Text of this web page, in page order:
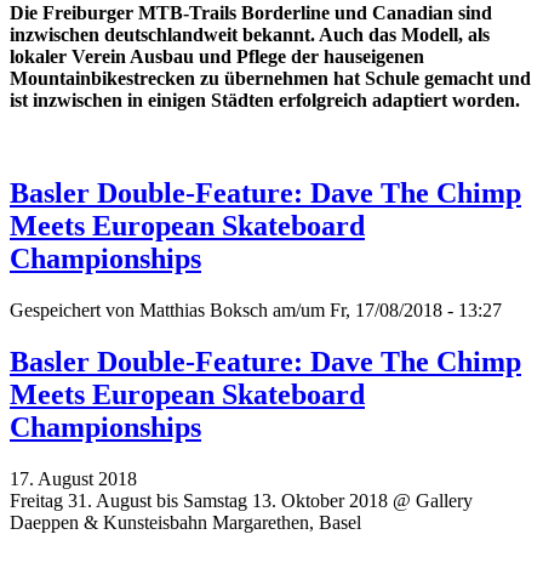
Die Freiburger MTB-Trails Borderline und Canadian sind
inzwischen deutschlandweit bekannt. Auch das Modell, als
lokaler Verein Ausbau und Pflege der hauseigenen
Mountainbikestrecken zu übernehmen hat Schule gemacht und
ist inzwischen in einigen Städten erfolgreich adaptiert worden.
Basler Double-Feature: Dave The Chimp
Meets European Skateboard
Championships
Gespeichert von Matthias Boksch am/um Fr, 17/08/2018 - 13:27
Basler Double-Feature: Dave The Chimp
Meets European Skateboard
Championships
17. August 2018
Freitag 31. August bis Samstag 13. Oktober 2018 @ Gallery
Daeppen & Kunsteisbahn Margarethen, Basel